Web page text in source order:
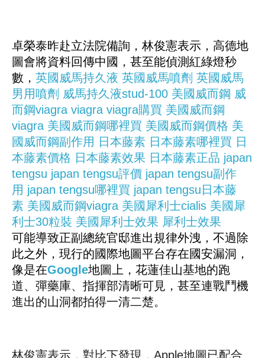
卓榮泰昨赴立法院備詢，林俊憲表示，高德地
圖會將資料回傳中國，甚至能偵測紅綠燈秒
數， 英國威馬持久液 英國威馬噴劑 英國威馬
男用噴劑 威馬持久液stud-100 美國威而鋼 威
而鋼viagra viagra viagra購買 美國威而鋼
viagra 美國威而鋼哪裡買 美國威而鋼價格 美
國威而鋼副作用 日本藤素 日本藤素哪裡買 日
本藤素價格 日本藤素效果 日本藤素正品 japan
tengsu japan tengsu評價 japan tengsu副作
用 japan tengsu哪裡買 japan tengsu日本藤
素 美國威而鋼viagra 美國犀利士cialis 美國犀
利士30粒裝 美國犀利士效果 犀利士效果
可能導致正副總統官邸進出規律外洩，不過除
此之外，現行的國際地圖平台存在國安漏洞，
像是在Google地圖上，花蓮佳山基地的跑
道、彈藥庫、指揮部清晰可見，甚至連戰鬥機
進出的山洞都拍得一清二楚。
林俊憲表示，對比下發現，Apple地圖已配合